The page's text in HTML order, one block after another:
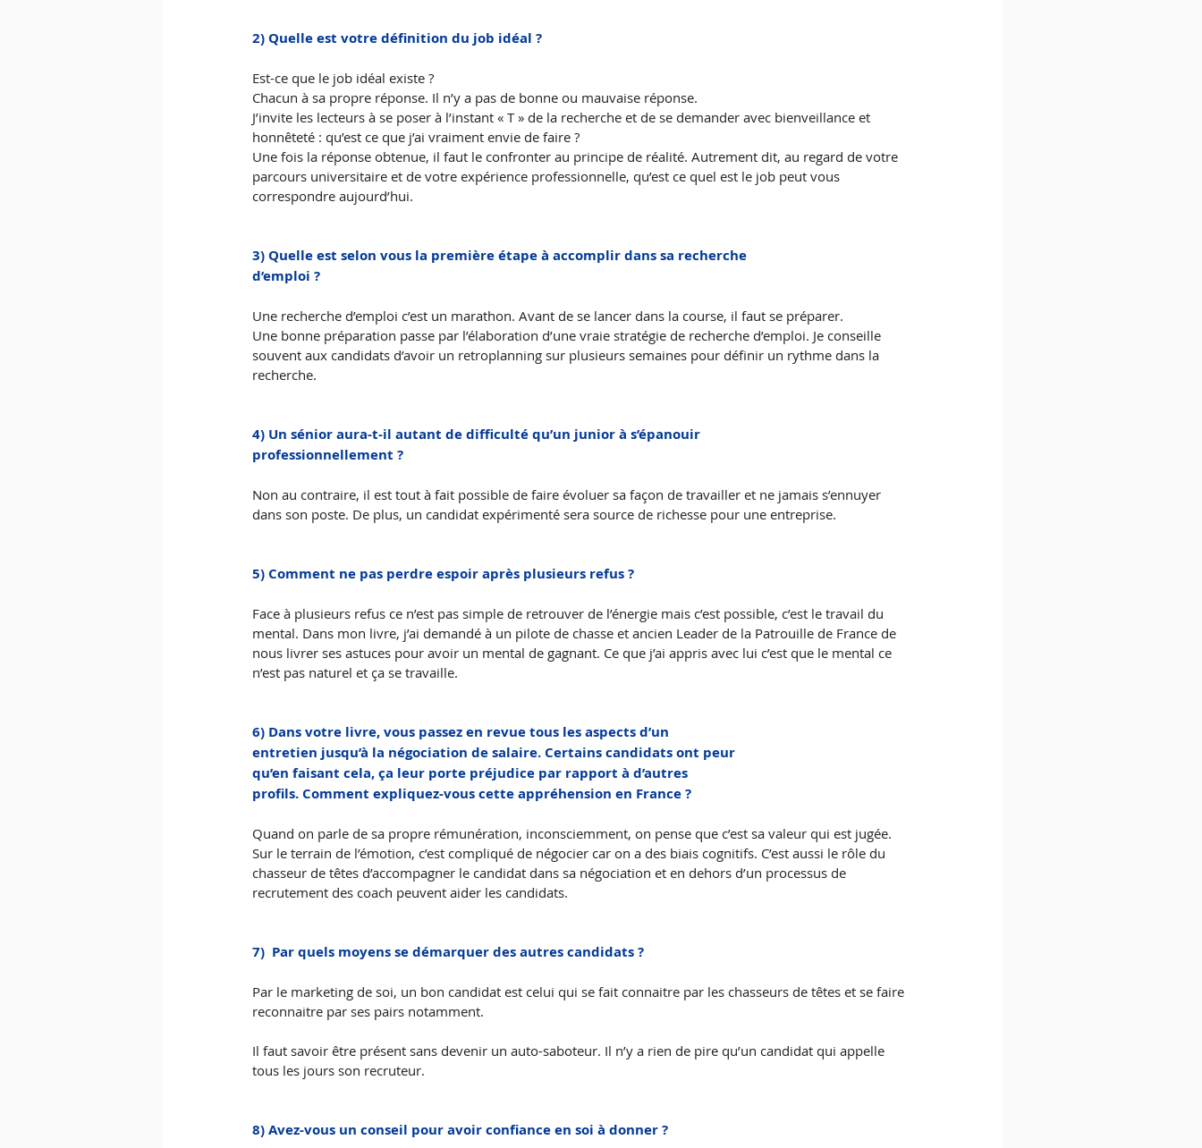
2) Quelle est votre définition du job idéal ?
Est-ce que le job idéal existe ?
Chacun à sa propre réponse. Il n’y a pas de bonne ou mauvaise réponse.
J’invite les lecteurs à se poser à l’instant « T » de la recherche et de se demander avec bienveillance et
honnêteté : qu’est ce que j’ai vraiment envie de faire ?
Une fois la réponse obtenue, il faut le confronter au principe de réalité. Autrement dit, au regard de votre
parcours universitaire et de votre expérience professionnelle, qu’est ce quel est le job peut vous
correspondre aujourd’hui.
3) Quelle est selon vous la première étape à accomplir dans sa recherche
d’emploi ?
Une recherche d’emploi c’est un marathon. Avant de se lancer dans la course, il faut se préparer.
Une bonne préparation passe par l’élaboration d’une vraie stratégie de recherche d’emploi. Je conseille
souvent aux candidats d’avoir un retroplanning sur plusieurs semaines pour définir un rythme dans la
recherche.
4) Un sénior aura-t-il autant de difficulté qu’un junior à s’épanouir
professionnellement ?
Non au contraire, il est tout à fait possible de faire évoluer sa façon de travailler et ne jamais s’ennuyer
dans son poste. De plus, un candidat expérimenté sera source de richesse pour une entreprise.
5) Comment ne pas perdre espoir après plusieurs refus ?
Face à plusieurs refus ce n’est pas simple de retrouver de l’énergie mais c’est possible, c’est le travail du
mental. Dans mon livre, j’ai demandé à un pilote de chasse et ancien Leader de la Patrouille de France de
nous livrer ses astuces pour avoir un mental de gagnant. Ce que j’ai appris avec lui c’est que le mental ce
n’est pas naturel et ça se travaille.
6) Dans votre livre, vous passez en revue tous les aspects d’un
entretien jusqu’à la négociation de salaire. Certains candidats ont peur
qu’en faisant cela, ça leur porte préjudice par rapport à d’autres
profils. Comment expliquez-vous cette appréhension en France ?
Quand on parle de sa propre rémunération, inconsciemment, on pense que c’est sa valeur qui est jugée.
Sur le terrain de l’émotion, c’est compliqué de négocier car on a des biais cognitifs. C’est aussi le rôle du
chasseur de têtes d’accompagner le candidat dans sa négociation et en dehors d’un processus de
recrutement des coach peuvent aider les candidats.
7)  Par quels moyens se démarquer des autres candidats ?
Par le marketing de soi, un bon candidat est celui qui se fait connaitre par les chasseurs de têtes et se faire
reconnaitre par ses pairs notamment.
Il faut savoir être présent sans devenir un auto-saboteur. Il n’y a rien de pire qu’un candidat qui appelle
tous les jours son recruteur.
8) Avez-vous un conseil pour avoir confiance en soi à donner ?